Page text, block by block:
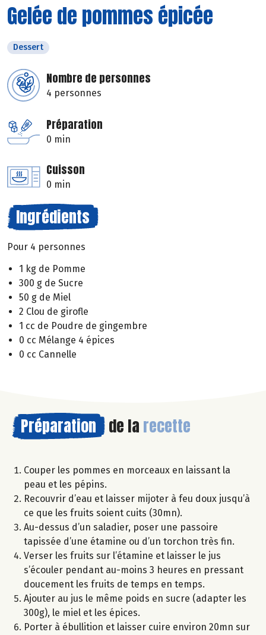
Gelée de pommes épicée
Dessert
Nombre de personnes
4 personnes
Préparation
0 min
Cuisson
0 min
Ingrédients
Pour 4 personnes
1 kg de Pomme
300 g de Sucre
50 g de Miel
2 Clou de girofle
1 cc de Poudre de gingembre
0 cc Mélange 4 épices
0 cc Cannelle
Préparation de la recette
Couper les pommes en morceaux en laissant la
peau et les pépins.
Recouvrir d’eau et laisser mijoter à feu doux jusqu’à
ce que les fruits soient cuits (30mn).
Au-dessus d’un saladier, poser une passoire
tapissée d’une étamine ou d’un torchon très fin.
Verser les fruits sur l’étamine et laisser le jus
s’écouler pendant au-moins 3 heures en pressant
doucement les fruits de temps en temps.
Ajouter au jus le même poids en sucre (adapter les
300g), le miel et les épices.
Porter à ébullition et laisser cuire environ 20mn sur